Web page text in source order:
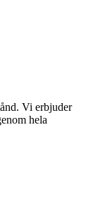
Vi erbjuder
hela